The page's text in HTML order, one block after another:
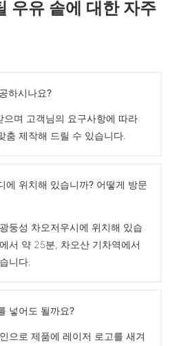
우유 솥에 대한 자주
하시나요?
으며 고객님의 요구사항에 따라
춤 제작해 드릴 수 있습니다.
에 위치해 있습니까? 어떻게 방문
둥성 차오저우시에 위치해 있습
서 약 25분, 차오산 기차역에서
니다.
넣어도 될까요?
으로 제품에 레이저 로고를 새겨